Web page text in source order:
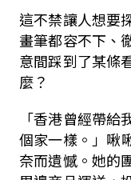
這不禁讓人想要
畫筆都容不下、
意間踩到了某條
麼？
「香港曾經帶
個家一樣。」啾
奈而遺憾。她的